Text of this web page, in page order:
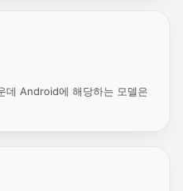
Android에 해당하는 모델은